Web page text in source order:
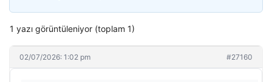
1 yazı görüntüleniyor (toplam 1)
02/07/2026: 1:02 pm #27160